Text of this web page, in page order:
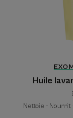
Huile
Nettoie - Nourrit